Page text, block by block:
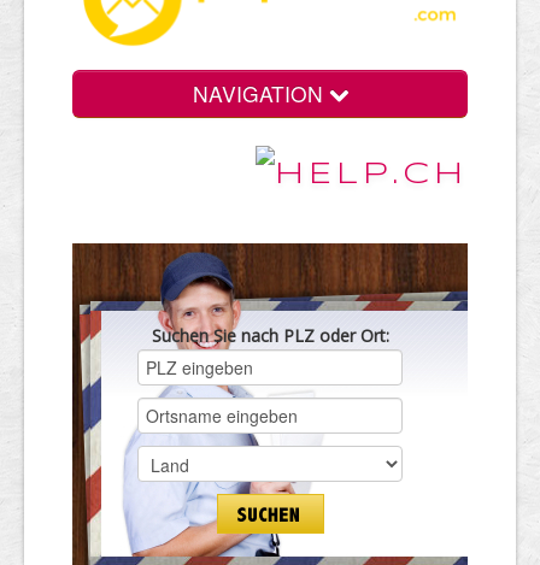
NAVIGATION
Suchen Sie nach PLZ oder Ort: